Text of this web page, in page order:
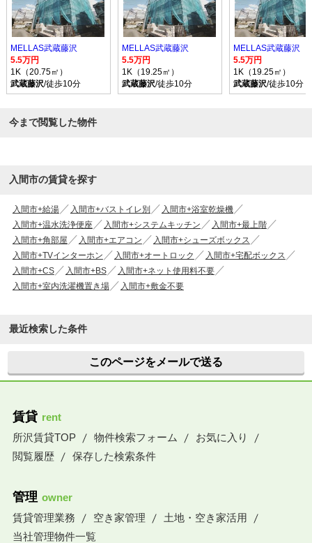
MELLAS武蔵藤沢
5.5万円
1K（20.75㎡）
武蔵藤沢/徒歩10分
MELLAS武蔵藤沢
5.5万円
1K（19.25㎡）
武蔵藤沢/徒歩10分
MELLAS武蔵藤沢
5.5万円
1K（19.25㎡）
武蔵藤沢/徒歩10分
今まで閲覧した物件
入間市の賃貸を探す
入間市+給湯 入間市+バストイレ別
入間市+浴室乾燥機
入間市+温水洗浄便座
入間市+システムキッチン
入間市+最上階
入間市+角部屋
入間市+エアコン
入間市+シューズボックス
入間市+TVインターホン
入間市+オートロック
入間市+宅配ボックス
入間市+CS
入間市+BS
入間市+ネット使用料不要
入間市+室内洗濯機置き場
入間市+敷金不要
最近検索した条件
このページをメールで送る
賃貸 rent
所沢賃貸TOP
物件検索フォーム
お気に入り
閲覧履歴
保存した検索条件
管理 owner
賃貸管理業務
空き家管理
土地・空き家活用
当社管理物件一覧